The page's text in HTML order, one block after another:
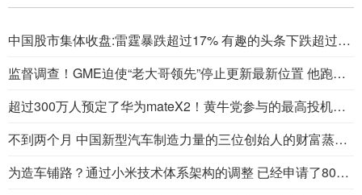
中国股市集体收盘:雷霆暴跌超过17% 有趣的头条下跌超过6%
监督调查！GME迫使“老大哥领先”停止更新最新位置 他跑了吗？
超过300万人预定了华为mateX2！黄牛党参与的最高投机达到了4万到5万
不到两个月 中国新型汽车制造力量的三位创始人的财富蒸发了100亿美元
为造车铺路？通过小米技术体系架构的调整 已经申请了800多项汽车专利